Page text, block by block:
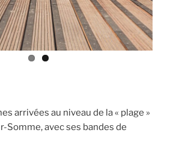
arrivées au niveau de la « plage »
Somme, avec ses bandes de